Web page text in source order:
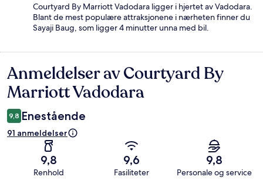
Courtyard By Marriott Vadodara ligger i hjertet av Vadodara.
Blant de mest populære attraksjonene i nærheten finner du
Sayaji Baug, som ligger 4 minutter unna med bil.
Anmeldelser
Anmeldelser av Courtyard By
Marriott Vadodara
9,8 Enestående
91 anmeldelser
9,8
Renhold
9,6
Fasiliteter
9,8
Personale og service